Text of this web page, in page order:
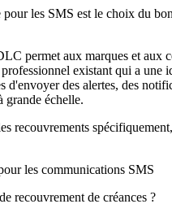
les SMS est le choix du
permet aux marques et aux
existant qui a une
des alertes, des
grande échelle.
recouvrements
recouvrement de créances ?